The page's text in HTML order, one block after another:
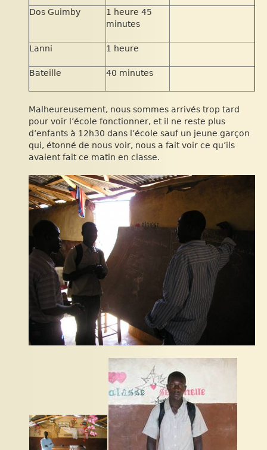
Dos Guimby
1 heure 45
minutes
Lanni 1 heure
Bateille 40 minutes
Malheureusement, nous sommes arrivés trop tard
pour voir l’école fonctionner, et il ne reste plus
d’enfants à 12h30 dans l’école sauf un jeune garçon
qui, étonné de nous voir, nous a fait voir ce qu’ils
avaient fait ce matin en classe.